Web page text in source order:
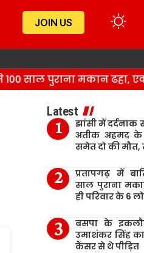
JOIN US
साल पुराना मकान ढहा, एक
Latest
झांसी में दर्दनाक
अतीक अहमद
समेत दो की मौत,
प्रतापगढ़ में
साल पुराना
ही परिवार के 6
बसपा के
उमाशंकर सिंह
कैंसर से थे पीड़ित